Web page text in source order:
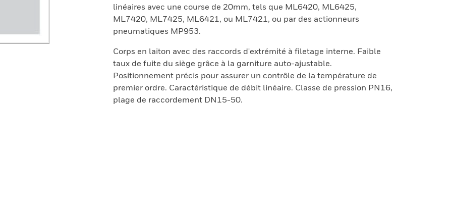
linéaires avec une course de 20mm, tels que ML6420, ML6425,
ML7420, ML7425, ML6421, ou ML7421, ou par des actionneurs
pneumatiques MP953.
Corps en laiton avec des raccords d'extrémité à filetage interne. Faible
taux de fuite du siège grâce à la garniture auto-ajustable.
Positionnement précis pour assurer un contrôle de la température de
premier ordre. Caractéristique de débit linéaire. Classe de pression PN16,
plage de raccordement DN15-50.